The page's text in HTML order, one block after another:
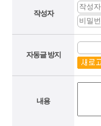
작성자
자동글 방지
내용